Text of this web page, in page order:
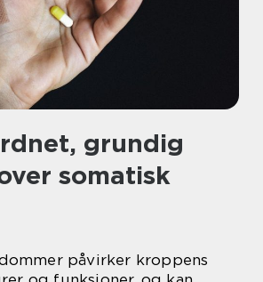
grundig
somatisk
påvirker kroppens